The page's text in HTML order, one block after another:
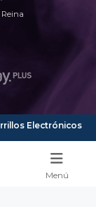
Reina
Electrónicos
Menú